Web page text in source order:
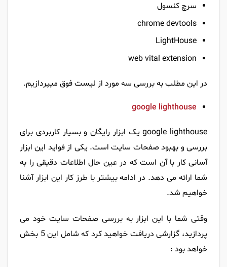
سرچ کنسول
chrome devtools
LightHouse
web vital extension
در این مطلب به بررسی سه مورد از لیست فوق میپردازیم.
google lighthouse
google lighthouse یک ابزار رایگان و بسیار کاربردی برای
بررسی و بهبود صفحات سایت است. یکی از فواید این ابزار
آسانی کار با آن است که در عین حال اطلاعات دقیقی را به
شما ارائه می دهد. در ادامه بیشتر با طرز کار این ابزار آشنا
خواهیم شد.
وقتی شما با این ابزار به بررسی صفحات سایت خود می
پردازید، گزارشی دریافت خواهید کرد که شامل این 5 بخش
خواهد بود :